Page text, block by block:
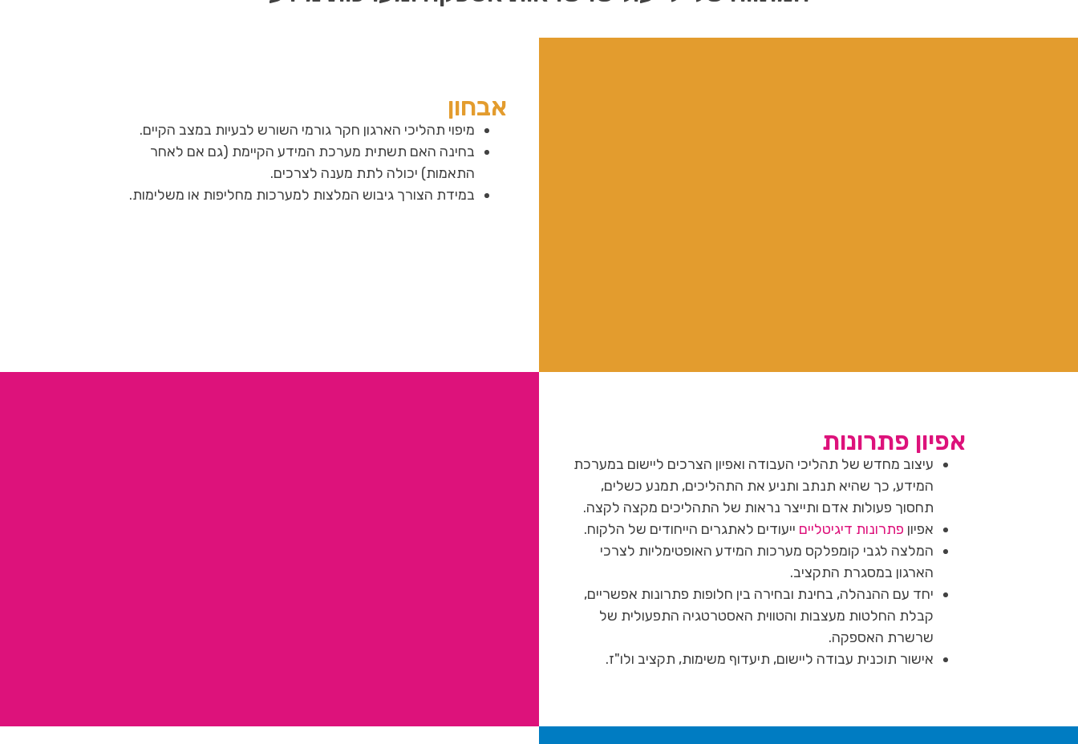
אבחון
מיפוי תהליכי הארגון חקר גורמי השורש לבעיות במצב הקיים.
בחינה האם תשתית מערכת המידע הקיימת (גם אם לאחר
התאמות) יכולה לתת מענה לצרכים.
במידת הצורך גיבוש המלצות למערכות מחליפות או משלימות.
אפיון פתרונות
עיצוב מחדש של תהליכי העבודה ואפיון הצרכים ליישום במערכת
המידע, כך שהיא תנתב ותניע את התהליכים, תמנע כשלים,
תחסוך פעולות אדם ותייצר נראות של התהליכים מקצה לקצה.
אפיון פתרונות דיגיטליים ייעודים לאתגרים הייחודים של הלקוח.
המלצה לגבי קומפלקס מערכות המידע האופטימליות לצרכי
הארגון במסגרת התקציב.
יחד עם ההנהלה, בחינת ובחירה בין חלופות פתרונות אפשריים,
קבלת החלטות מעצבות והטווית האסטרטגיה התפעולית של
שרשרת האספקה.
אישור תוכנית עבודה ליישום, תיעדוף משימות, תקציב ולו"ז.